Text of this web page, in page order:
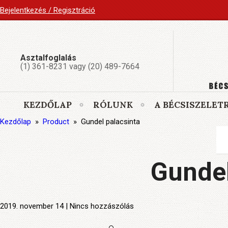
Bejelentkezés / Regisztráció
Asztalfoglalás
(1) 361-8231 vagy (20) 489-7664
KEZDŐLAP RÓLUNK A
Kezdőlap » Product » Gundel palacsinta
2019. november 14 | Nincs hozzászólás